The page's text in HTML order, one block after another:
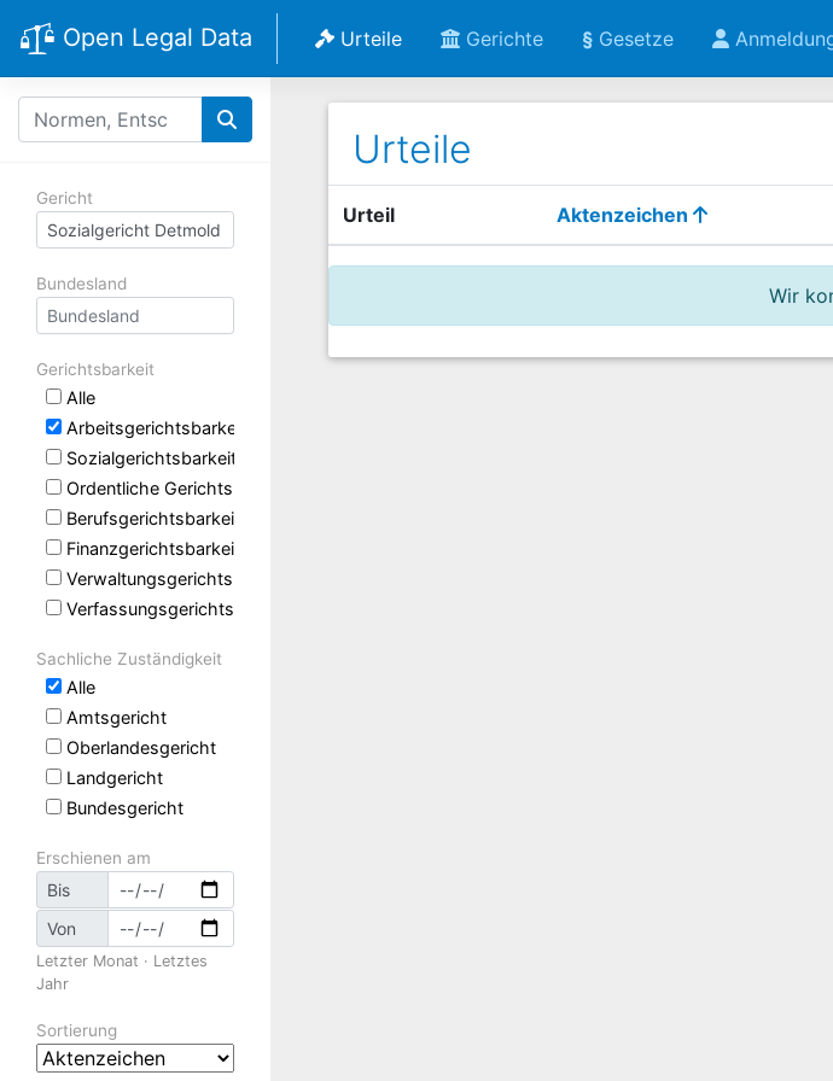
Open Legal Data Urteile Gerichte § Gesetze
Gericht
Bundesland
Gerichtsbarkeit
Alle
Arbeitsgerichtsbarkeit
Sozialgerichtsbarkeit
Ordentliche Gerichtsbarkeit
Berufsgerichtsbarkeit
Finanzgerichtsbarkeit
Verwaltungsgerichtsbarkeit
Verfassungsgerichtsbarkeit
Sachliche Zuständigkeit
Alle
Amtsgericht
Oberlandesgericht
Landgericht
Bundesgericht
Erschienen am
Bis
Von
Letzter Monat · Letztes
Jahr
Sortierung
Urteile
Urteil Aktenzeichen
Wir